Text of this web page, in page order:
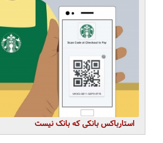
استارباکس بانکی که بانک نیست